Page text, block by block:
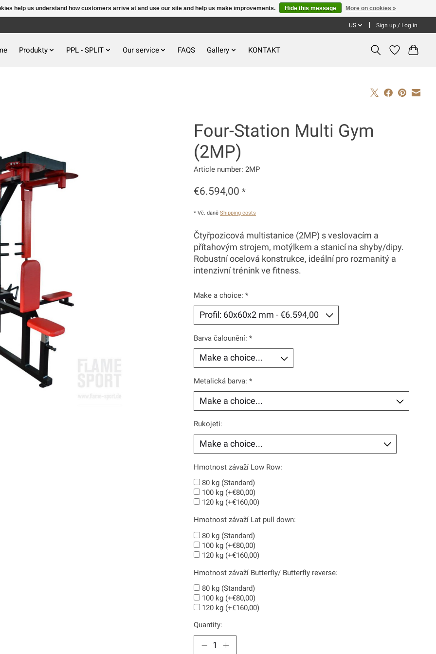
US Sign up / Log in
Produkty PPL - SPLIT Our service FAQS Gallery KONTAKT
Four-Station Multi Gym
(2MP)
Article number: 2MP
€6.594,00 *
* Vč. daně Shipping costs
Čtyřpozicová multistanice (2MP) s veslovacím a
přítahovým strojem, motýlkem a stanicí na shyby/dipy.
Robustní ocelová konstrukce, ideální pro rozmanitý a
intenzivní trénink ve fitness.
Make a choice: *
Barva čalounění: *
Metalická barva: *
Rukojeti:
Hmotnost závaží Low Row:
80 kg (Standard)
100 kg (+€80,00)
120 kg (+€160,00)
Hmotnost závaží Lat pull down:
80 kg (Standard)
100 kg (+€80,00)
120 kg (+€160,00)
Hmotnost závaží Butterfly/ Butterfly reverse:
80 kg (Standard)
100 kg (+€80,00)
120 kg (+€160,00)
Quantity:
help us understand how customers arrive at and use our site and help us make improvements. Hide this message More on cookies »